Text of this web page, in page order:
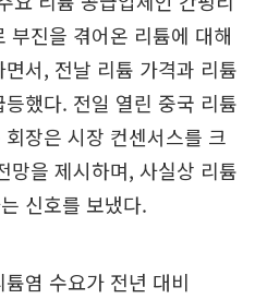
부진을 겪어온 리튬에 대해
서, 전날 리튬 가격과 리튬
했다. 전일 열린 중국 리튬
장은 시장 컨센서스를 크
망을 제시하며, 사실상 리튬
신호를 보냈다.
염 수요가 전년 대비